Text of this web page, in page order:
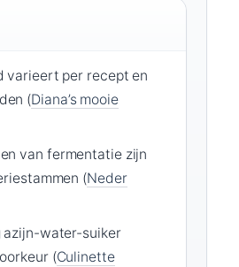
varieert per recept en
(Diana’s mooie
van fermentatie zijn
(Neder
azijn-water-suiker
(Culinette